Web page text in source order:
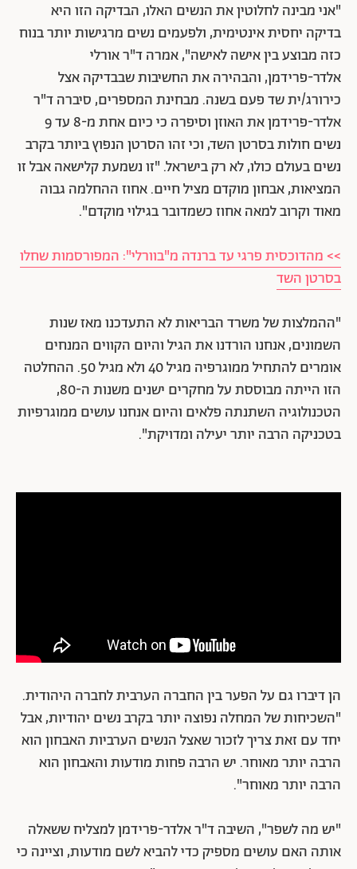
"אני מבינה לחלוטין את הנשים האלו, הבדיקה הזו היא
בדיקה יחסית אינטימית, ולפעמים נשים מרגישות יותר בנוח
כזה מבוצע בין אישה לאישה", אמרה ד"ר אורלי
אלדר-פרידמן, והבהירה את החשיבות שבבדיקה אצל
כירורג/ית שד פעם בשנה. מבחינת המספרים, סיברה ד"ר
אלדר-פרידמן את האוזן וסיפרה כי כיום אחת מ-8 עד 9
נשים חולות בסרטן השד, וכי זהו הסרטן הנפוץ ביותר בקרב
נשים בעולם כולו, לא רק בישראל. "זו נשמעת קלישאה אבל זו
המציאות, אבחון מוקדם מציל חיים. אחוז ההחלמה גבוה
מאוד וקרוב למאה אחוז כשמדובר בגילוי מוקדם".
>> מהדוכסית פרגי עד ברנדה מ"בוורלי": המפורסמות שחלו
בסרטן השד
"ההמלצות של משרד הבריאות לא התעדכנו מאז שנות
השמונים, אנחנו הורדנו את הגיל והיום הקווים המנחים
אומרים להתחיל ממוגרפיה מגיל 40 ולא מגיל 50. ההחלטה
הזו הייתה מבוססת על מחקרים ישנים משנות ה-80,
הטכנולוגיה השתנתה פלאים והיום אנחנו עושים ממוגרפיות
בטכניקה הרבה יותר יעילה ומדויקת".
הן דיברו גם על הפער בין החברה הערבית לחברה היהודית.
"השכיחות של המחלה נפוצה יותר בקרב נשים יהודיות, אבל
יחד עם זאת צריך לזכור שאצל הנשים הערביות האבחון הוא
הרבה יותר מאוחר. יש הרבה פחות מודעות והאבחון הוא
הרבה יותר מאוחר".
"יש מה לשפר", השיבה ד"ר אלדר-פרידמן למצליח ששאלה
אותה האם עושים מספיק כדי להביא לשם מודעות, וציינה כי